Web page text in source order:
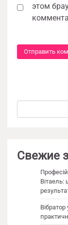
этом
Свежие
Вітаель: